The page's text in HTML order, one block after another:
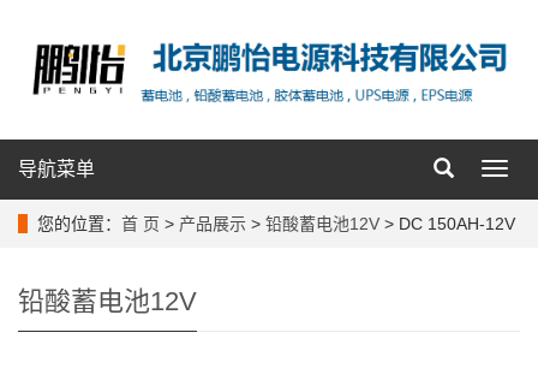
导
菜
导航菜单
您的位置： 首 页 > 产品展示 > 铅酸蓄电池12V > DC 150AH-12V
铅酸蓄电池12V